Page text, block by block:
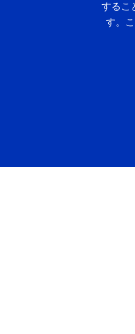
するこ
す。